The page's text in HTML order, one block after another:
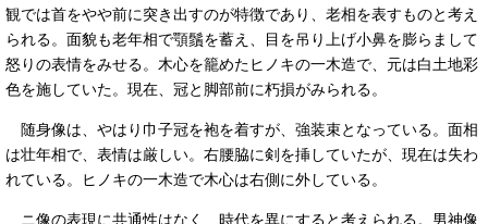
観では首をやや前に突き出すのが特徴であり、老相を表すものと考え
られる。面貌も老年相で顎鬚を蓄え、目を吊り上げ小鼻を膨らまして
怒りの表情をみせる。木心を籠めたヒノキの一木造で、元は白土地彩
色を施していた。現在、冠と脚部前に朽損がみられる。
随身像は、やはり巾子冠を袍を着すが、強装束となっている。面相
は壮年相で、表情は厳しい。右腰脇に剣を挿していたが、現在は失わ
れている。ヒノキの一木造で木心は右側に外している。
ニ像の表現に共通性はなく、時代を異にすると考えられる。男神像